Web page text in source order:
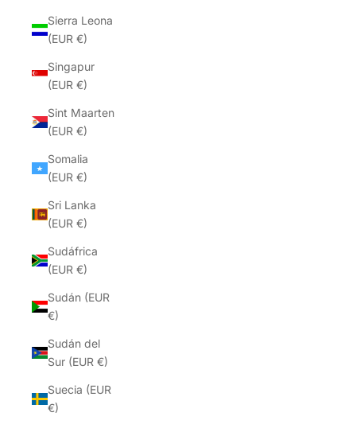
Sierra Leona
(EUR €)
Singapur
(EUR €)
Sint Maarten
(EUR €)
Somalia
(EUR €)
Sri Lanka
(EUR €)
Sudáfrica
(EUR €)
Sudán (EUR
€)
Sudán del
Sur (EUR €)
Suecia (EUR
€)